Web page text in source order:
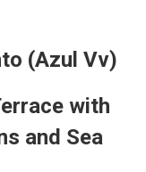
(Azul Vv)
with
and Sea